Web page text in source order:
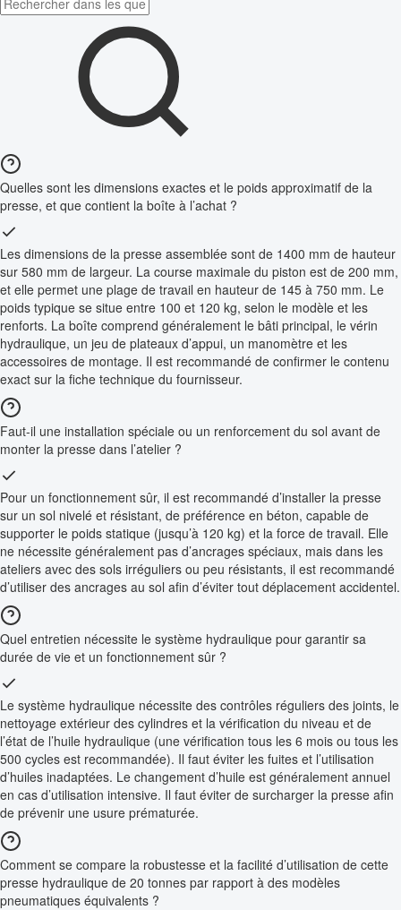
Quelles sont les dimensions exactes et le poids approximatif de la
presse, et que contient la boîte à l’achat ?
Les dimensions de la presse assemblée sont de 1400 mm de hauteur
sur 580 mm de largeur. La course maximale du piston est de 200 mm,
et elle permet une plage de travail en hauteur de 145 à 750 mm. Le
poids typique se situe entre 100 et 120 kg, selon le modèle et les
renforts. La boîte comprend généralement le bâti principal, le vérin
hydraulique, un jeu de plateaux d’appui, un manomètre et les
accessoires de montage. Il est recommandé de confirmer le contenu
exact sur la fiche technique du fournisseur.
Faut-il une installation spéciale ou un renforcement du sol avant de
monter la presse dans l’atelier ?
Pour un fonctionnement sûr, il est recommandé d’installer la presse
sur un sol nivelé et résistant, de préférence en béton, capable de
supporter le poids statique (jusqu’à 120 kg) et la force de travail. Elle
ne nécessite généralement pas d’ancrages spéciaux, mais dans les
ateliers avec des sols irréguliers ou peu résistants, il est recommandé
d’utiliser des ancrages au sol afin d’éviter tout déplacement accidentel.
Quel entretien nécessite le système hydraulique pour garantir sa
durée de vie et un fonctionnement sûr ?
Le système hydraulique nécessite des contrôles réguliers des joints, le
nettoyage extérieur des cylindres et la vérification du niveau et de
l’état de l’huile hydraulique (une vérification tous les 6 mois ou tous les
500 cycles est recommandée). Il faut éviter les fuites et l’utilisation
d’huiles inadaptées. Le changement d’huile est généralement annuel
en cas d’utilisation intensive. Il faut éviter de surcharger la presse afin
de prévenir une usure prématurée.
Comment se compare la robustesse et la facilité d’utilisation de cette
presse hydraulique de 20 tonnes par rapport à des modèles
pneumatiques équivalents ?